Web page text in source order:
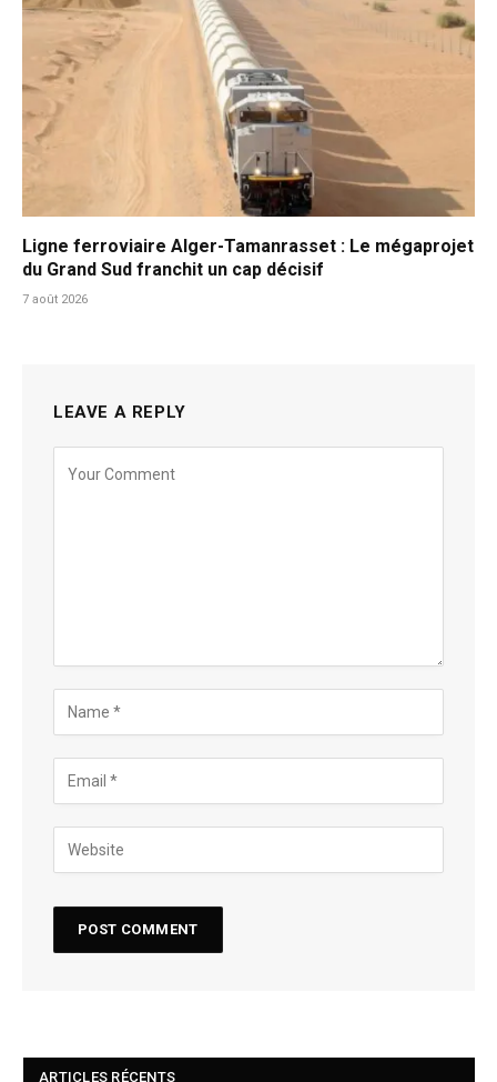
Ligne ferroviaire Alger-Tamanrasset : Le mégaprojet
du Grand Sud franchit un cap décisif
7 août 2026
LEAVE A REPLY
ARTICLES RÉCENTS